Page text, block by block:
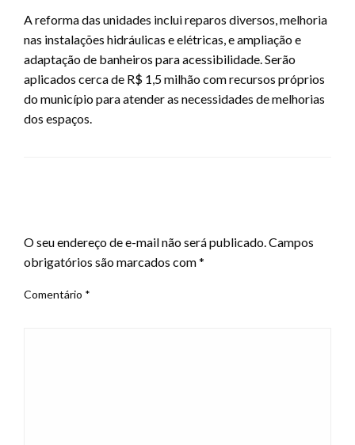
A reforma das unidades inclui reparos diversos, melhoria
nas instalações hidráulicas e elétricas, e ampliação e
adaptação de banheiros para acessibilidade. Serão
aplicados cerca de R$ 1,5 milhão com recursos próprios
do município para atender as necessidades de melhorias
dos espaços.
O seu endereço de e-mail não será publicado. Campos
obrigatórios são marcados com*
Comentário *